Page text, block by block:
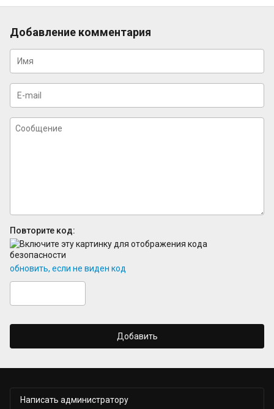
Добавление комментария
Повторите код:
обновить, если не виден код
Добавить
Написать администратору